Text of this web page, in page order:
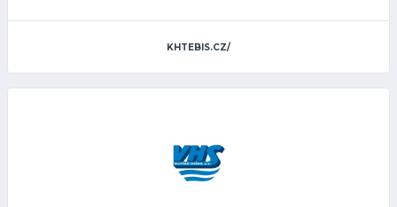
KHTEBIS.CZ/